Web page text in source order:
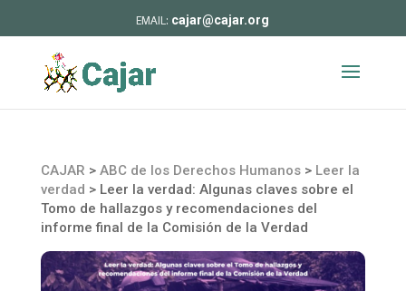
cajar@cajar.org
CAJAR > ABC de los Derechos Humanos> Leer la
verdad > Leer la verdad: Algunas claves sobre el
Tomo de hallazgos y recomendaciones del
informe final de la Comisión de la Verdad